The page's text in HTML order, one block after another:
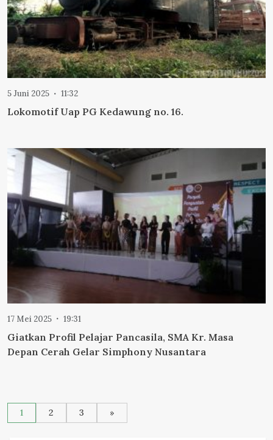
5 Juni 2025 11:32
Lokomotif Uap PG Kedawung no. 16.
17 Mei 2025 19:31
Giatkan Profil Pelajar Pancasila, SMA Kr. Masa
Depan Cerah Gelar Simphony Nusantara
Paginasi
pos
1 2 3 »